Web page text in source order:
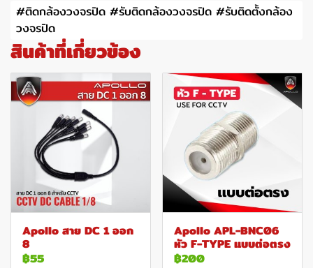
#ติดกล้องวงจรปิด #รับติดกล้องวงจรปิด #รับติดตั้งกล้อง
วงจรปิด
สินค้าที่เกี่ยวข้อง
Apollo สาย DC 1 ออก
8
฿55
Apollo APL-BNC06
หัว F-TYPE แบบต่อตรง
฿200